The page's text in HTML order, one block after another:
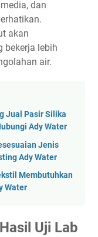
dan
akan
bekerja lebih
air.
Jual Pasir Silika
Ady Water
Jenis
Ady Water
Membutuhkan
Water
Uji Lab